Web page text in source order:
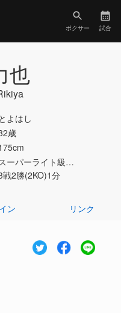
ボクサー 試合
也
とよはし
歳
ーパーライト級…
戦2勝(2KO)1分
ン リンク